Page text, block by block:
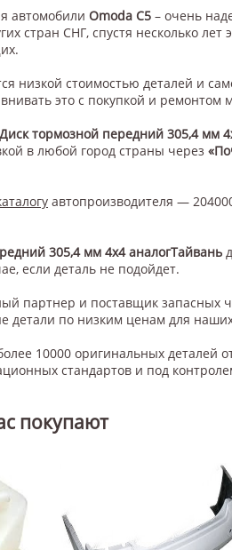
автомобили Omoda C5 – очень
стран СНГ, спустя несколько
низкой стоимостью деталей и
это с покупкой и
Диск тормозной передний 305,4 мм
в любой город страны через
автопроизводителя —
305,4 мм 4х4 аналогТайвань
если деталь не подойдет.
партнер и поставщик запасных
детали по низким ценам для
10000 оригинальных деталей
стандартов и под
покупают